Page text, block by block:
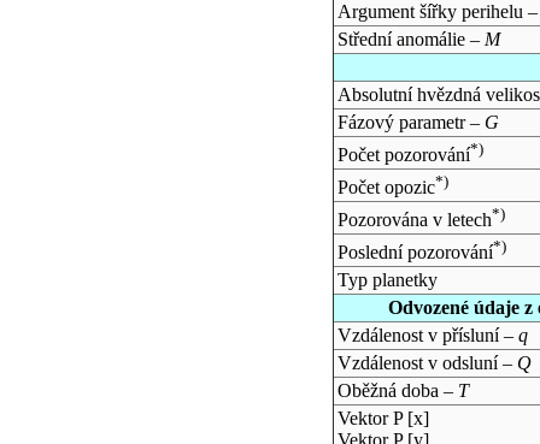
Argument šířky perihelu
Střední anomálie – M
Absolutní hvězdná
Fázový parametr – G
Počet pozorování*)
Počet opozic*)
Pozorována v letech*)
Poslední pozorování*)
Typ planetky
Odvozené údaje
Vzdálenost v přísluní – q
Vzdálenost v odsluní – Q
Oběžná doba – T
Vektor P [x]
Vektor P [y]